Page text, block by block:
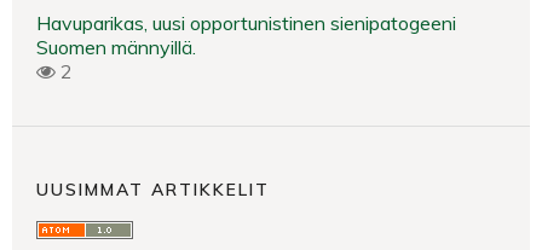
Havuparikas, uusi opportunistinen sienipatogeeni
Suomen männyillä.
2
UUSIMMAT ARTIKKELIT